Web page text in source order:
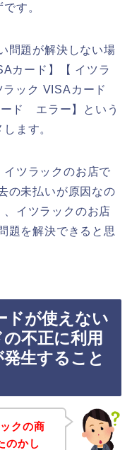
す。
問題が解決しない場
カード】【 イツラ
ラック VISAカード
ド エラー】という
ます。
ツラックのお店で
の未払いが原因なの
イツラックのお店
題を解決できると思
ドが使えない
不正に利用
生すること
クの商
のかし